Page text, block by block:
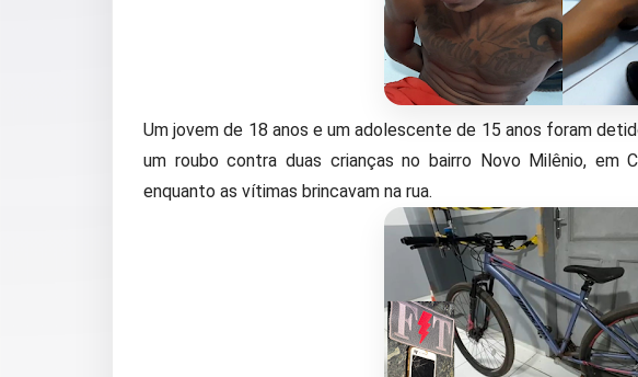
Um jovem de 18 anos e um adolescente de 15 anos foram
um roubo contra duas crianças no bairro Novo Milênio, em
enquanto as vítimas brincavam na rua.